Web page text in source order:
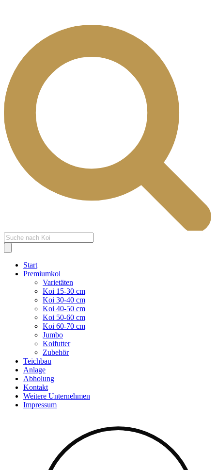
Products
search
Start
Premiumkoi
Varietäten
Koi 15-30 cm
Koi 30-40 cm
Koi 40-50 cm
Koi 50-60 cm
Koi 60-70 cm
Jumbo
Koifutter
Zubehör
Teichbau
Anlage
Abholung
Kontakt
Weitere Unternehmen
Impressum